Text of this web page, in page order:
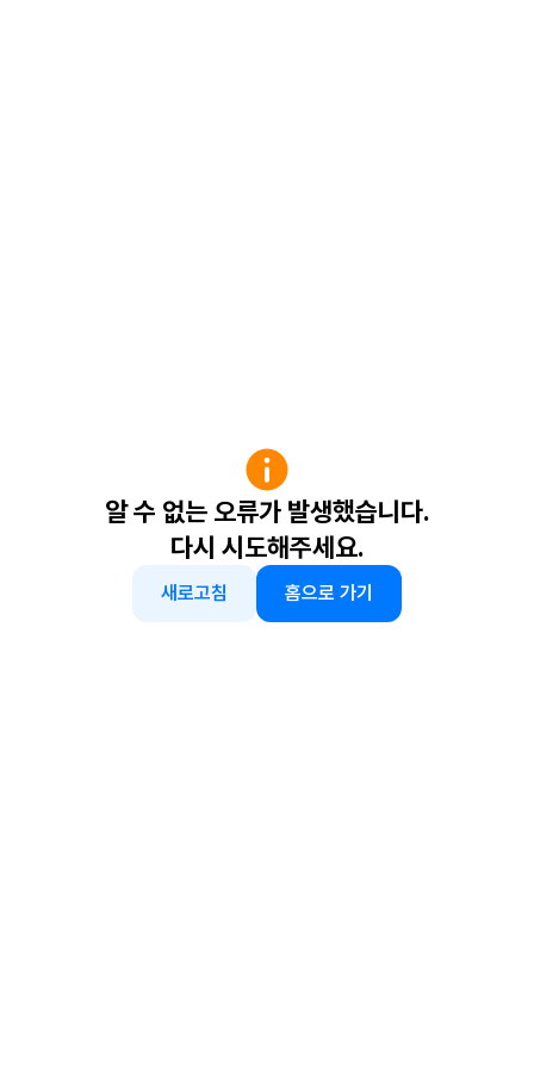
알 수 없는 오류가 발생했습니다.
다시 시도해주세요.
새로고침 홈으로 가기